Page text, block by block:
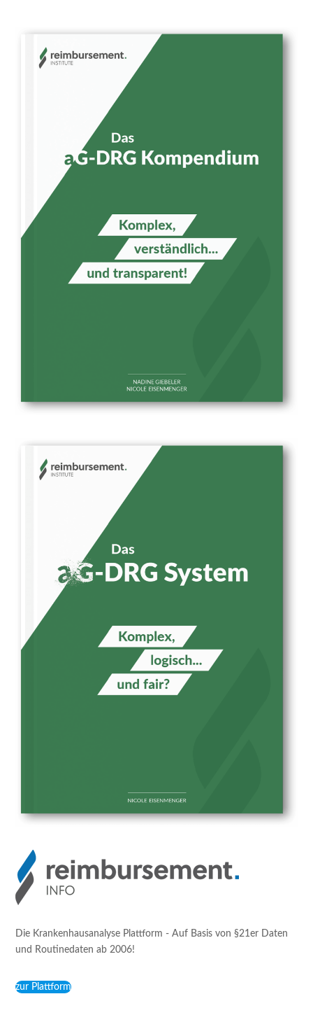
Die Krankenhausanalyse Plattform - Auf Basis von §21er Daten
und Routinedaten ab 2006!
zur Plattform